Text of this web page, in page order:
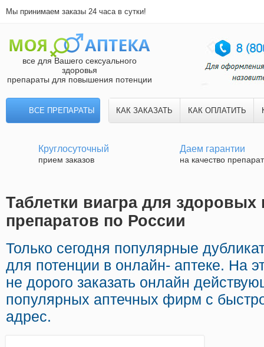
Мы принимаем заказы 24 часа в сутки!
все для Вашего сексуального
здоровья
препараты для повышения потенции
ВСЕ ПРЕПАРАТЫ КАК ЗАКАЗАТЬ КАК ОПЛАТИТЬ
Круглосуточный
прием заказов
Даем гарантии
на качество
Таблетки виагра для
препаратов по России
Только сегодня популярные
для потенции в онлайн- аптеке. На
не дорого заказать онлайн
популярных аптечных фирм с
адрес.